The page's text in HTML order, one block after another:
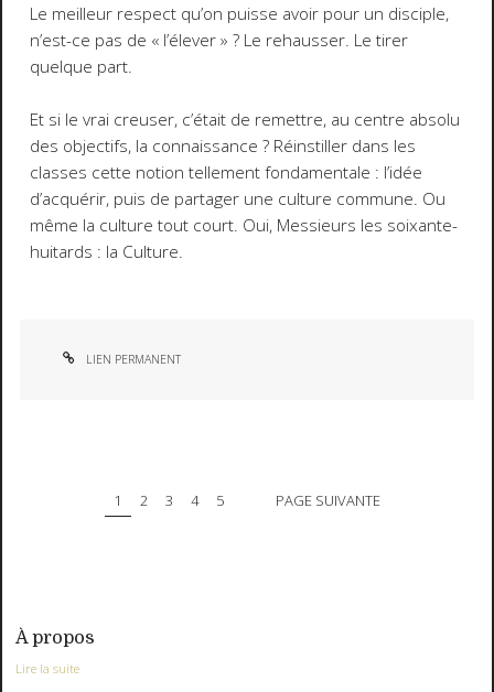
Le meilleur respect qu’on puisse avoir pour un disciple,
n’est-ce pas de « l’élever » ? Le rehausser. Le tirer
quelque part.
Et si le vrai creuser, c’était de remettre, au centre absolu
des objectifs, la connaissance ? Réinstiller dans les
classes cette notion tellement fondamentale : l’idée
d’acquérir, puis de partager une culture commune. Ou
même la culture tout court. Oui, Messieurs les soixante-
huitards : la Culture.
LIEN PERMANENT
1 2 3 4 5 PAGE SUIVANTE
À propos
Lire la suite